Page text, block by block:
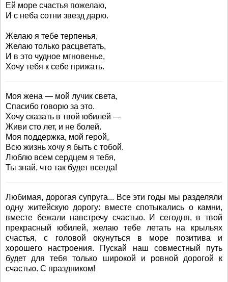
Ей море счастья пожелаю,
И с неба сотни звезд дарю.
Желаю я тебе терпенья,
Желаю только расцветать,
И в это чудное мгновенье,
Хочу тебя к себе прижать.
Моя жена — мой лучик света,
Спасибо говорю за это.
Хочу сказать в твой юбилей —
Живи сто лет, и не болей.
Моя поддержка, мой герой,
Всю жизнь хочу я быть с тобой.
Люблю всем сердцем я тебя,
Ты знай, что так будет всегда!
Любимая, дорогая супруга... Все эти годы мы разделяли
одну житейскую дорогу: вместе спотыкались о камни,
вместе бежали навстречу счастью. И сегодня, в твой
прекрасный юбилей, желаю тебе летать на крыльях
счастья, с головой окунуться в море позитива и
хорошего настроения. Пускай наш совместный путь
будет для тебя только широкой и ровной дорогой к
счастью. С праздником!